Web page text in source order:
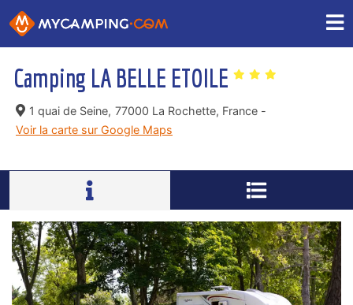
Camping LA BELLE ETOILE
1 quai de Seine, 77000 La Rochette, France -
Voir la carte sur Google Maps